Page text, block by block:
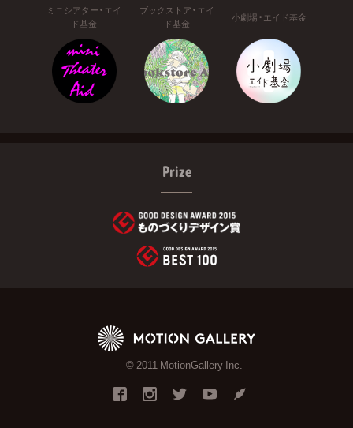
ミニシアター・エイ
ド基金
ブックストア・エイ
ド基金
小劇場・エイド基金
Prize
© 2011 MotionGallery Inc.